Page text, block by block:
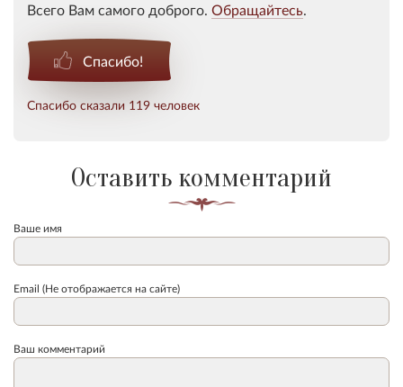
Всего Вам самого доброго. Обращайтесь.
Спасибо!
Спасибо сказали 119 человек
Оставить комментарий
Ваше имя
Email (Не отображается на сайте)
Ваш комментарий